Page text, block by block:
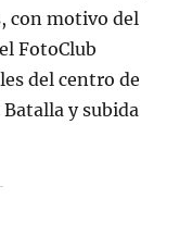
con motivo del
FotoClub
del centro de
y subida